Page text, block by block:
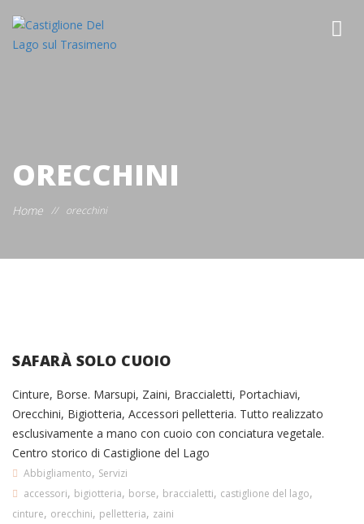
ORECCHINI
Home // orecchini
SAFARÀ SOLO CUOIO
Cinture, Borse. Marsupi, Zaini, Braccialetti, Portachiavi,
Orecchini, Bigiotteria, Accessori pelletteria. Tutto realizzato
esclusivamente a mano con cuoio con conciatura vegetale.
Centro storico di Castiglione del Lago
Abbigliamento, Servizi
accessori, bigiotteria, borse, braccialetti, castiglione del lago,
cinture, orecchini, pelletteria, zaini